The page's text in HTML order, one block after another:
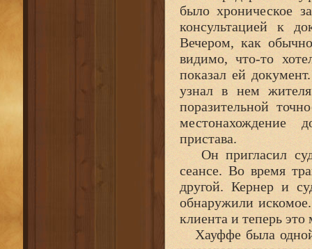
было хроническое
консультацией к
Вечером, как
видимо, что-то
показал ей
узнал в нем
поразительной
местонахождение
пристава.
Он пригласил
сеансе. Во время
другой. Кернер и
обнаружили
клиента и теперь
Хауффе была